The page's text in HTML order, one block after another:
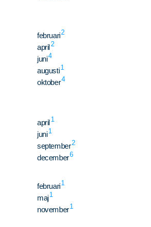
februari2
april2
juni4
augusti1
oktober4
april 1
juni1
september2
december6
februari1
maj1
november1